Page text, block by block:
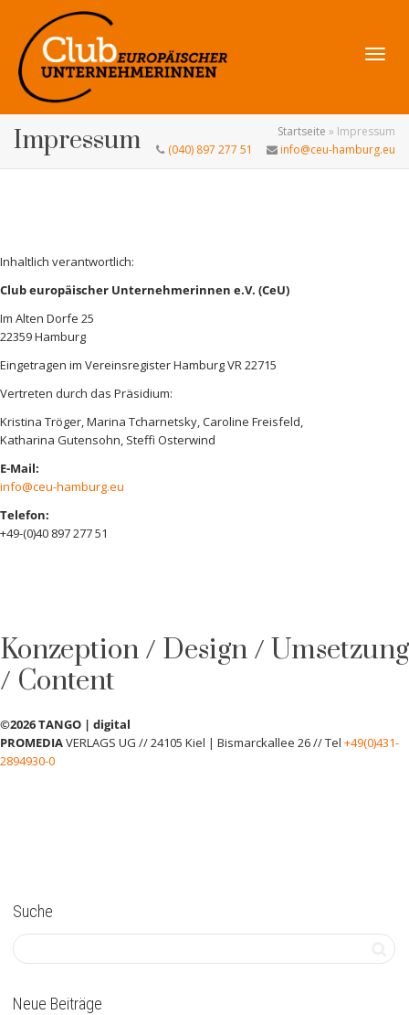
Impressum Startseite » Impressum
(040) 897 277 51
info@ceu-hamburg.eu
Inhaltlich verantwortlich:
Club europäischer Unternehmerinnen e.V. (CeU)
Im Alten Dorfe 25
22359 Hamburg
Eingetragen im Vereinsregister Hamburg VR 22715
Vertreten durch das Präsidium:
Kristina Tröger, Marina Tcharnetsky, Caroline Freisfeld,
Katharina Gutensohn, Steffi Osterwind
E-Mail:
info@ceu-hamburg.eu
Telefon:
+49-(0)40 897 277 51
Konzeption / Design / Umsetzung
/ Content
©2026 TANGO | digital
PROMEDIAVERLAGS UG // 24105 Kiel | Bismarckallee 26 // Tel +49(0)431-
2894930-0
Suche
Neue Beiträge